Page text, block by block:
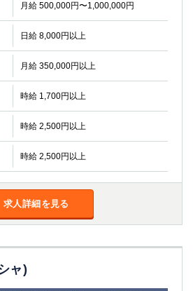
月給 500,000円〜1,000,000円
日給 8,000円以上
月給 350,000円以上
時給 1,700円以上
時給 2,500円以上
時給 2,500円以上
求人詳細を見る
ャ)